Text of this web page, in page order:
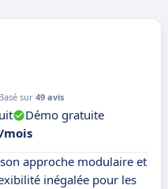
Basé sur 49 avis
Démo gratuite
mois
approche modulaire et
inégalée pour les